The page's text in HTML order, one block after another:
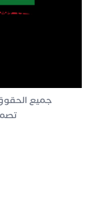
جميع الحقوق